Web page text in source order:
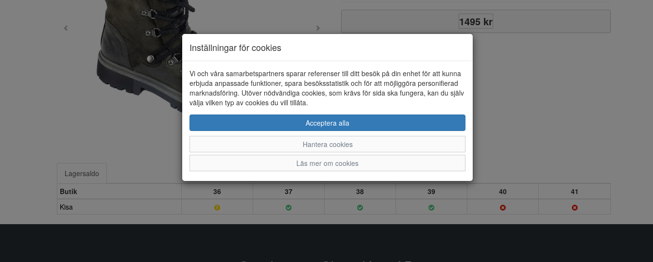
1495 kr
Lagersaldo
Butik
36 37 38 39 40
41
Kisa
Inställningar för cookies
Vi och våra samarbetspartners sparar referenser till ditt besök på din enhet för att kunna
erbjuda anpassade funktioner, spara besöksstatistik och för att möjliggöra personifierad
marknadsföring. Utöver nödvändiga cookies, som krävs för sida ska fungera, kan du själv
välja vilken typ av cookies du vill tillåta.
Acceptera alla
Hantera cookies
Läs mer om cookies